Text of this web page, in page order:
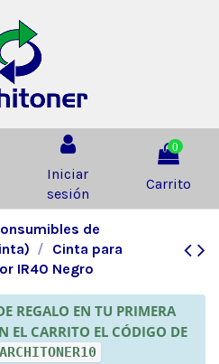
Iniciar
sesión
0
Carrito
de
Cinta para
IR40 Negro
REGALO EN TU PRIMERA
EL CARRITO EL CÓDIGO DE
ARCHITONER10